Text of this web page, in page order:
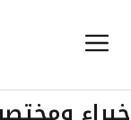
إلى القائمة